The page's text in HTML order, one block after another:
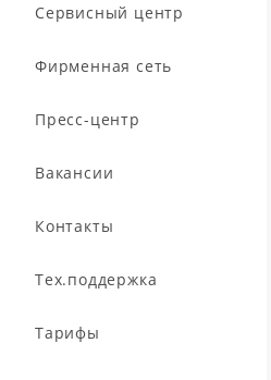
Сервисный центр
Фирменная сеть
Пресс-центр
Вакансии
Контакты
Тех.поддержка
Тарифы